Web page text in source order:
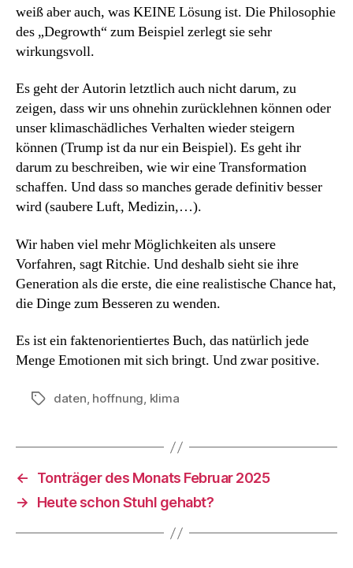
weiß aber auch, was KEINE Lösung ist. Die Philosophie
des „Degrowth“ zum Beispiel zerlegt sie sehr
wirkungsvoll.
Es geht der Autorin letztlich auch nicht darum, zu
zeigen, dass wir uns ohnehin zurücklehnen können oder
unser klimaschädliches Verhalten wieder steigern
können (Trump ist da nur ein Beispiel). Es geht ihr
darum zu beschreiben, wie wir eine Transformation
schaffen. Und dass so manches gerade definitiv besser
wird (saubere Luft, Medizin,…).
Wir haben viel mehr Möglichkeiten als unsere
Vorfahren, sagt Ritchie. Und deshalb sieht sie ihre
Generation als die erste, die eine realistische Chance hat,
die Dinge zum Besseren zu wenden.
Es ist ein faktenorientiertes Buch, das natürlich jede
Menge Emotionen mit sich bringt. Und zwar positive.
Schlagwörter
daten, hoffnung, klima
←
Tonträger des Monats Februar 2025
→
Heute schon Stuhl gehabt?